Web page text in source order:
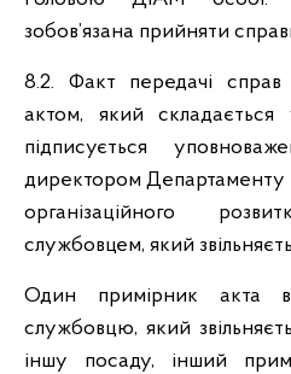
зобов’язана прийняти
8.2. Факт передачі справ
актом, який
підписується
директором Департаменту
організаційного
службовцем, який
Один примірник акта
службовцю, який
іншу посаду, інший